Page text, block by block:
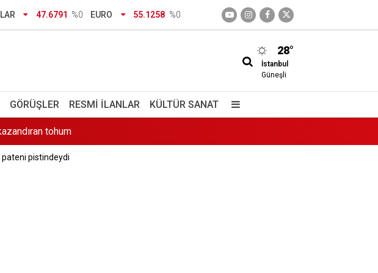
47.6791 %0 EURO 55.1258 %0
28°
İstanbul
Güneşli
GÖRÜŞLER RESMI İLANLAR KÜLTÜR SANAT
tohum
pistindeydi